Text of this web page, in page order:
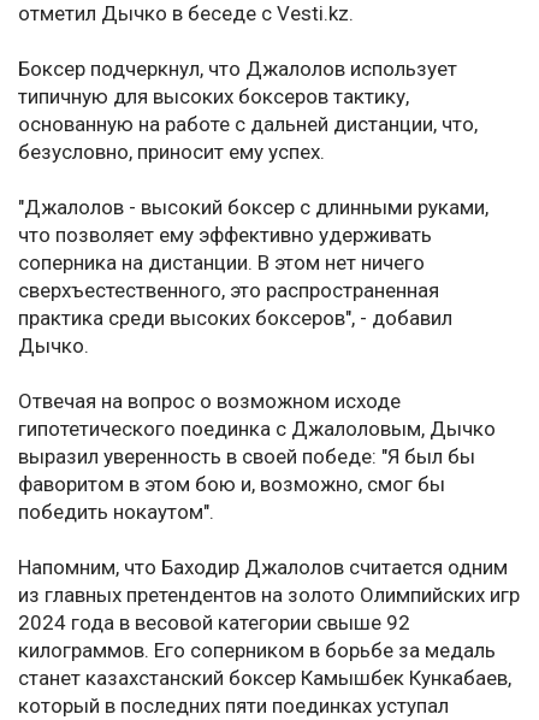
отметил Дычко в беседе с Vesti.kz.
Боксер подчеркнул, что Джалолов использует
типичную для высоких боксеров тактику,
основанную на работе с дальней дистанции, что,
безусловно, приносит ему успех.
"Джалолов - высокий боксер с длинными руками,
что позволяет ему эффективно удерживать
соперника на дистанции. В этом нет ничего
сверхъестественного, это распространенная
практика среди высоких боксеров", - добавил
Дычко.
Отвечая на вопрос о возможном исходе
гипотетического поединка с Джалоловым, Дычко
выразил уверенность в своей победе: "Я был бы
фаворитом в этом бою и, возможно, смог бы
победить нокаутом".
Напомним, что Баходир Джалолов считается одним
из главных претендентов на золото Олимпийских игр
2024 года в весовой категории свыше 92
килограммов. Его соперником в борьбе за медаль
станет казахстанский боксер Камышбек Кункабаев,
который в последних пяти поединках уступал